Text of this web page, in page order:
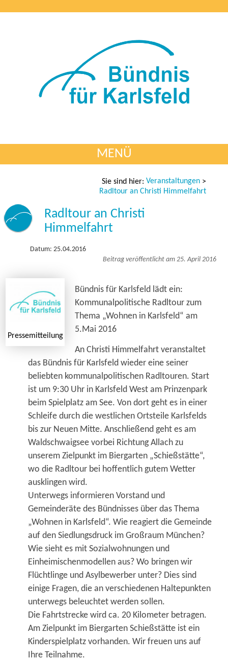
MENÜ
Sie sind hier: Veranstaltungen >
Radltour an Christi Himmelfahrt
Radltour an Christi
Himmelfahrt
Datum: 25.04.2016
Beitrag veröffentlicht am 25. April 2016
Pressemitteilung
Bündnis für Karlsfeld lädt ein:
Kommunalpolitische Radltour zum
Thema „Wohnen in Karlsfeld“ am
5.Mai 2016
An Christi Himmelfahrt veranstaltet
das Bündnis für Karlsfeld wieder eine seiner
beliebten kommunal­politischen Radltouren. Start
ist um 9:30 Uhr in Karlsfeld West am Prinzenpark
beim Spielplatz am See. Von dort geht es in einer
Schleife durch die westlichen Ortsteile Karlsfelds
bis zur Neuen Mitte. Anschließend geht es am
Waldschwaigsee vorbei Richtung Allach zu
unserem Zielpunkt im Biergarten „Schießstätte“,
wo die Radltour bei hoffentlich gutem Wetter
ausklingen wird.
Unterwegs informieren Vorstand und
Gemeinderäte des Bündnisses über das Thema
„Wohnen in Karlsfeld“. Wie reagiert die Gemeinde
auf den Siedlungsdruck im Großraum München?
Wie sieht es mit Sozial­wohnungen und
Einheimischenmodellen aus? Wo bringen wir
Flüchtlinge und Asylbewerber unter? Dies sind
einige Fragen, die an verschiedenen Haltepunkten
unterwegs beleuchtet werden sollen.
Die Fahrtstrecke wird ca. 20 Kilometer betragen.
Am Zielpunkt im Biergarten Schießstätte ist ein
Kinderspielplatz vorhanden. Wir freuen uns auf
Ihre Teilnahme.